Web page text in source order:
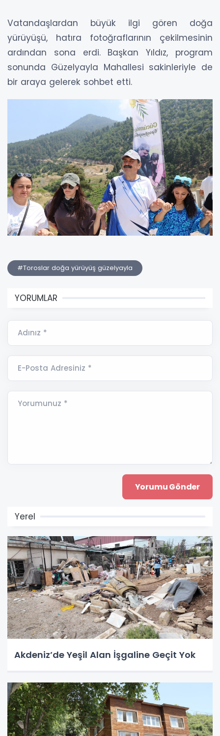
Vatandaşlardan büyük ilgi gören doğa
yürüyüşü, hatıra fotoğraflarının çekilmesinin
ardından sona erdi. Başkan Yıldız, program
sonunda Güzelyayla Mahallesi sakinleriyle de
bir araya gelerek sohbet etti.
#Toroslar doğa yürüyüş güzelyayla
YORUMLAR
Adınız *
E-Posta Adresiniz *
Yorumunuz *
Yerel
Akdeniz’de Yeşil Alan İşgaline Geçit Yok